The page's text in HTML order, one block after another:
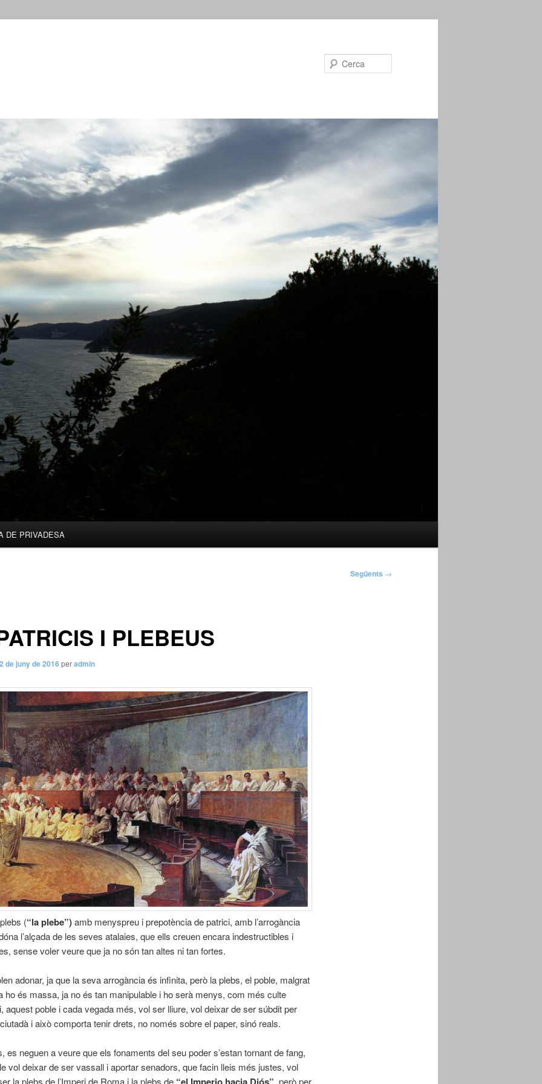
DE PRIVADESA
Següents →
I PLEBEUS
de juny de 2016 peradmin
(“la plebe”)amb menyspreu i prepotència de patrici, amb l’arrogància
l’alçada de les seves atalaies, que ells creuen encara indestructibles i
sense voler veure que ja no són tan altes ni tan fortes.
adonar, ja que la seva arrogància és infinita, però la plebs, el poble, malgrat
ho és massa, ja no és tan manipulable i ho serà menys, com més culte
aquest poble i cada vegada més, vol ser lliure, vol deixar de ser súbdit per
i això comporta tenir drets, no només sobre el paper, sinó reals.
es neguen a veure que els fonaments del seu poder s’estan tornant de fang,
vol deixar de ser vassall i aportar senadors, que facin lleis més justes, vol